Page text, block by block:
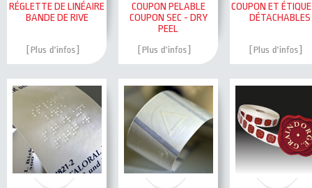
RÉGLETTE DE LINÉAIRE
BANDE DE RIVE
COUPON PELABLE
COUPON SEC - DRY
PEEL
COUPON ET
DÉTACHABLES